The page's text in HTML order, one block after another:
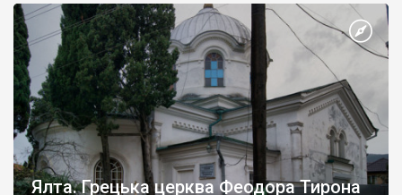
Ялта. Грецька церква Феодора Тирона